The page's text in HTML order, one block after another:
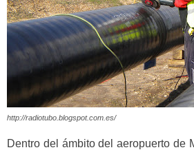
http://radiotubo.blogspot.com.es/
Dentro del ámbito del aeropuerto de